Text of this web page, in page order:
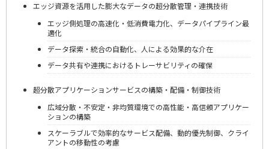
エッジ資源を活用した膨大なデータの超分散管理・連携技術
エッジ側処理の高速化・低消費電力化、データパイプライン最
適化
データ探索・統合の自動化、人による効果的な介在
データ共有や連携におけるトレーサビリティの確保
超分散アプリケーションサービスの構築・配備・制御技術
広域分散・不安定・非均質環境での高性能・高信頼アプリケー
ションの構築
スケーラブルで効率的なサービス配備、動的優先制御、クライ
アントの移動性の考慮